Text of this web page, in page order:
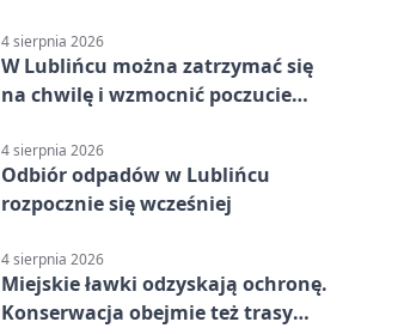
4 sierpnia 2026
W Lublińcu można zatrzymać się
na chwilę i wzmocnić poczucie
4 sierpnia 2026
Odbiór odpadów w Lublińcu
rozpocznie się wcześniej
4 sierpnia 2026
Miejskie ławki odzyskają ochronę.
Konserwacja obejmie też trasy